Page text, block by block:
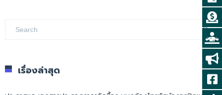
เรื่องล่าสุด